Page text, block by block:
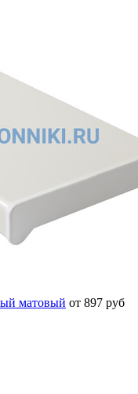
матовый от 897 руб